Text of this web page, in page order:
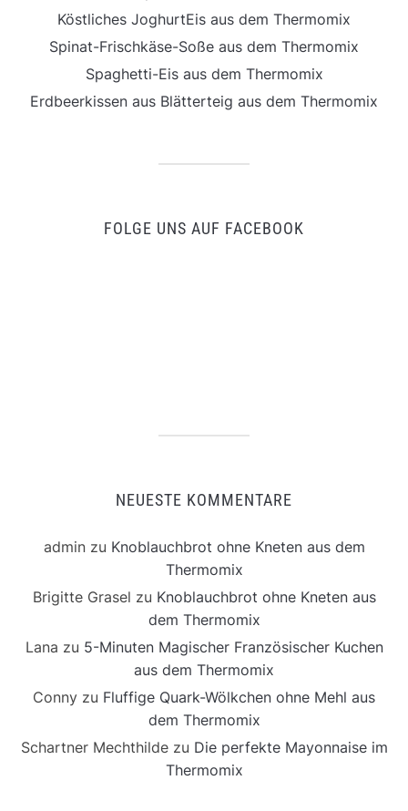
Köstliches JoghurtEis aus dem Thermomix
Spinat-Frischkäse-Soße aus dem Thermomix
Spaghetti-Eis aus dem Thermomix
Erdbeerkissen aus Blätterteig aus dem Thermomix
FOLGE UNS AUF FACEBOOK
NEUESTE KOMMENTARE
adminzu Knoblauchbrot ohne Kneten aus dem
Thermomix
Brigitte Grasel zu Knoblauchbrot ohne Kneten aus
dem Thermomix
Lana zu 5-Minuten Magischer Französischer Kuchen
aus dem Thermomix
Conny zu Fluffige Quark-Wölkchen ohne Mehl aus
dem Thermomix
Schartner Mechthildezu Die perfekte Mayonnaise im
Thermomix